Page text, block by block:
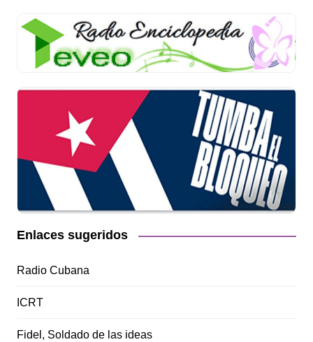
Enlaces sugeridos
Radio Cubana
ICRT
Fidel, Soldado de las ideas